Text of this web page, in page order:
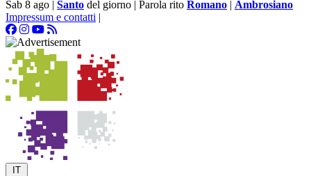
Sab 8 ago | Santo del giorno | Parola rito Romano | Ambrosiano
Impressum e contatti |
IT